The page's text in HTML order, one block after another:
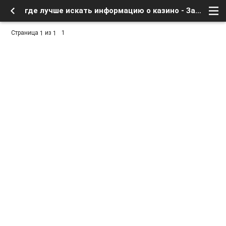
где лучше искать информацию о казино - Заработок в интернете, бесплатное в сети - Курилка - интересное в сети - Форум о спутниковом тв и интернете
Страница 1 из 1 1